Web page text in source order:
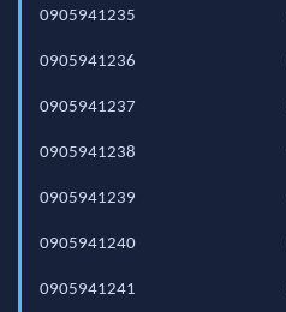
0905941235
0905941236
0905941237
0905941238
0905941239
0905941240
0905941241